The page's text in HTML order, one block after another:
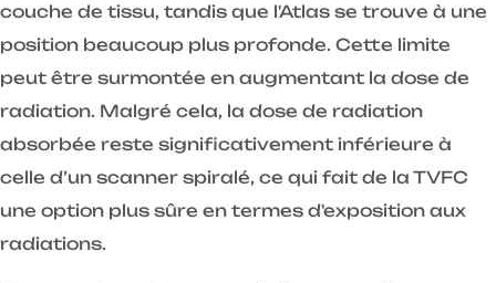
couche de tissu, tandis que l'Atlas se trouve à une
position beaucoup plus profonde. Cette limite
peut être surmontée en augmentant la dose de
radiation. Malgré cela, la dose de radiation
absorbée reste significativement inférieure à
celle d’un scanner spiralé, ce qui fait de la TVFC
une option plus sûre en termes d'exposition aux
radiations.